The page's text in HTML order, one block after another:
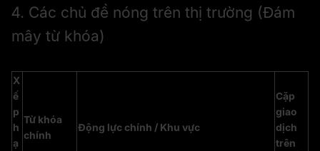
4. Các chủ đề nóng trên thị trường (Đám
mây từ khóa)
X
ế
p
h
ạ
Từ khóa
chính
Động lực chính / Khu vực
Cặp
giao
dịch
trên